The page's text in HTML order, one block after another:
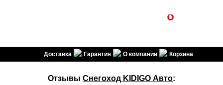
Доставка Гарантия О компании Корзина
Отзывы Снегоход KIDIGO Авто: